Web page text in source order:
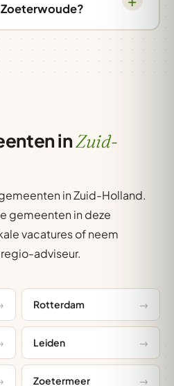
inZuid-
in Zuid-Holland.
gemeenten in deze
vacatures of neem
adviseur.
Rotterdam
Leiden
Zoetermeer